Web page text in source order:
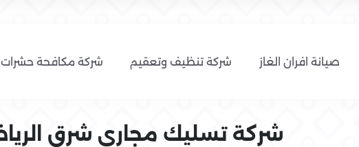
صيانة افران الغاز شركة تنظيف وتعقيم شركة مكافحة حشرات
شركة تسليك مجاري شرق